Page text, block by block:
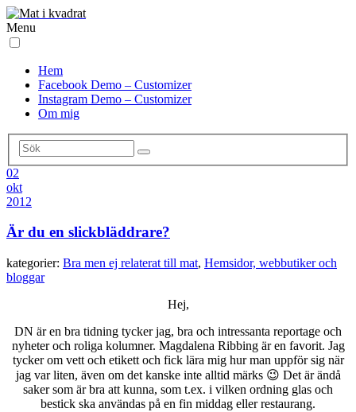
Menu
Hem
Facebook Demo – Customizer
Instagram Demo – Customizer
Om mig
02
okt
2012
Är du en slickbläddrare?
kategorier: Bra men ej relaterat till mat, Hemsidor, webbutiker och
bloggar
Hej,
DN är en bra tidning tycker jag, bra och intressanta reportage och
nyheter och roliga kolumner. Magdalena Ribbing är en favorit. Jag
tycker om vett och etikett och fick lära mig hur man uppför sig när
jag var liten, även om det kanske inte alltid märks 😉 Det är ändå
saker som är bra att kunna, som t.ex. i vilken ordning glas och
bestick ska användas på en fin middag eller restaurang.